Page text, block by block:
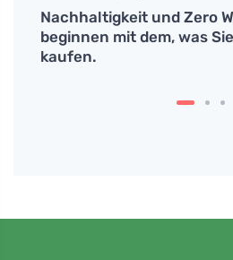
Nachhaltigkeit und Zero
beginnen mit dem, was
kaufen.